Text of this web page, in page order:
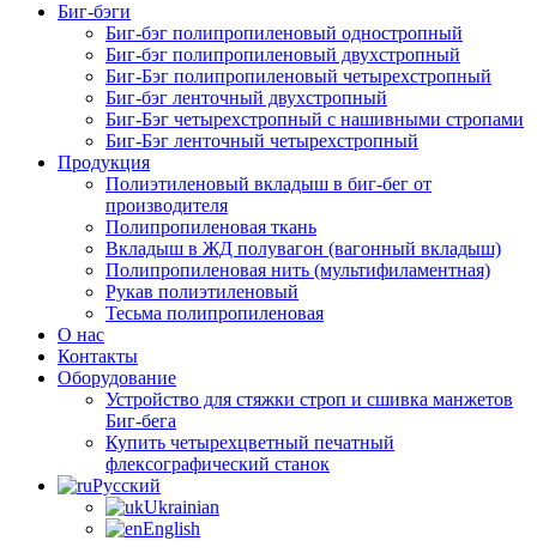
Биг-бэги
Биг-бэг полипропиленовый одностропный
Биг-бэг полипропиленовый двухстропный
Биг-Бэг полипропиленовый четырехстропный
Биг-бэг ленточный двухстропный
Биг-Бэг четырехстропный с нашивными стропами
Биг-Бэг ленточный четырехстропный
Продукция
Полиэтиленовый вкладыш в биг-бег от
производителя
Полипропиленовая ткань
Вкладыш в ЖД полувагон (вагонный вкладыш)
Полипропиленовая нить (мультифиламентная)
Рукав полиэтиленовый
Тесьма полипропиленовая
О нас
Контакты
Оборудование
Устройство для стяжки строп и сшивка манжетов
Биг-бега
Купить четырехцветный печатный
флексографический станок
Русский
Ukrainian
English